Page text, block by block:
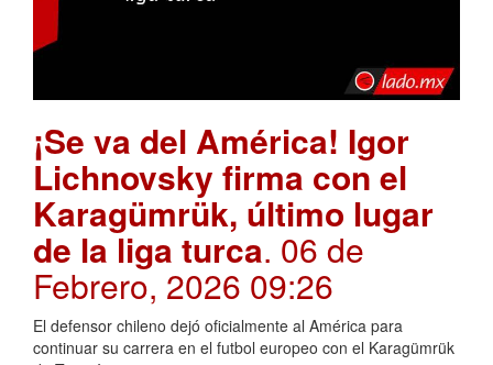
¡Se va del América! Igor
Lichnovsky firma con el
Karagümrük, último lugar
de la liga turca. 06 de
Febrero, 2026 09:26
El defensor chileno dejó oficialmente al América para
continuar su carrera en el futbol europeo con el Karagümrük